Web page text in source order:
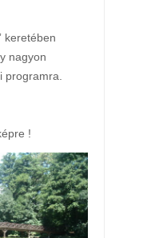
keretében
nagyon
programra.
!